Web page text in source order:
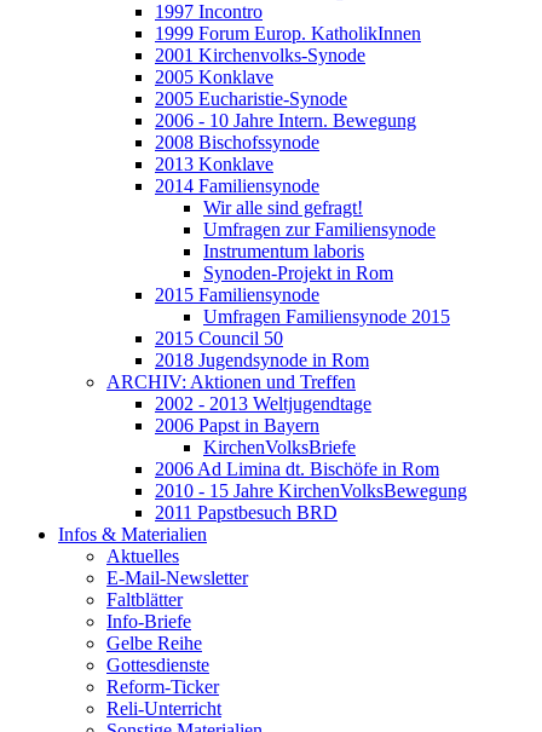
1997 Incontro
1999 Forum Europ. KatholikInnen
2001 Kirchenvolks-Synode
2005 Konklave
2005 Eucharistie-Synode
2006 - 10 Jahre Intern. Bewegung
2008 Bischofssynode
2013 Konklave
2014 Familiensynode
Wir alle sind gefragt!
Umfragen zur Familiensynode
Instrumentum laboris
Synoden-Projekt in Rom
2015 Familiensynode
Umfragen Familiensynode 2015
2015 Council 50
2018 Jugendsynode in Rom
ARCHIV: Aktionen und Treffen
2002 - 2013 Weltjugendtage
2006 Papst in Bayern
KirchenVolksBriefe
2006 Ad Limina dt. Bischöfe in Rom
2010 - 15 Jahre KirchenVolksBewegung
2011 Papstbesuch BRD
Infos & Materialien
Aktuelles
E-Mail-Newsletter
Faltblätter
Info-Briefe
Gelbe Reihe
Gottesdienste
Reform-Ticker
Reli-Unterricht